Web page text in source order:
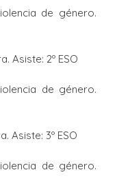
de género.
Asiste: 2º ESO
de género.
Asiste: 3º ESO
de género.